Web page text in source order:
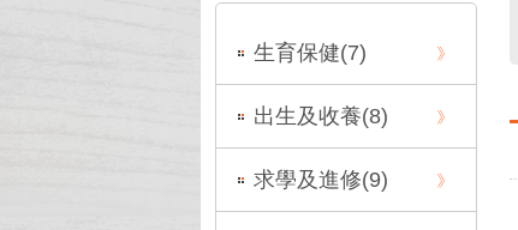
生育保健(7)
出生及收養(8)
求學及進修(9)